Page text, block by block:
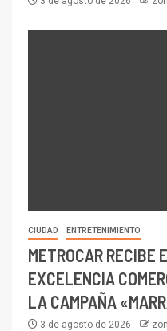
CIUDAD ENTRETENIMIENTO
METROCAR RECIBE
EXCELENCIA
LA CAMPAÑA
3 de agosto de 2026